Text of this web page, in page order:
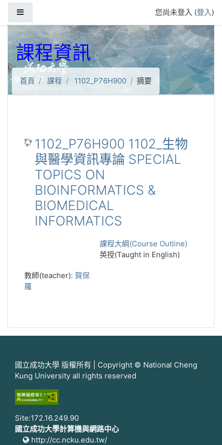
您尚未登入 (登入)
課程資訊
首頁 課程 1102_P76H900 摘要
1102_P76H900 1102_生物
與醫學資訊專論 SPECIAL
TOPICS ON
BIOINFORMATICS &
BIOMEDICAL
INFORMATICS
課程大綱(Course Outline)
英授(Taught in English)
教師(teacher): 賀保
羅
國立成功大學 版權所有 | Copyright © National Cheng
Kung University all rights reserved
Site:172.16.249.90
國立成功大學計算機與網路中心
http://cc.ncku.edu.tw/